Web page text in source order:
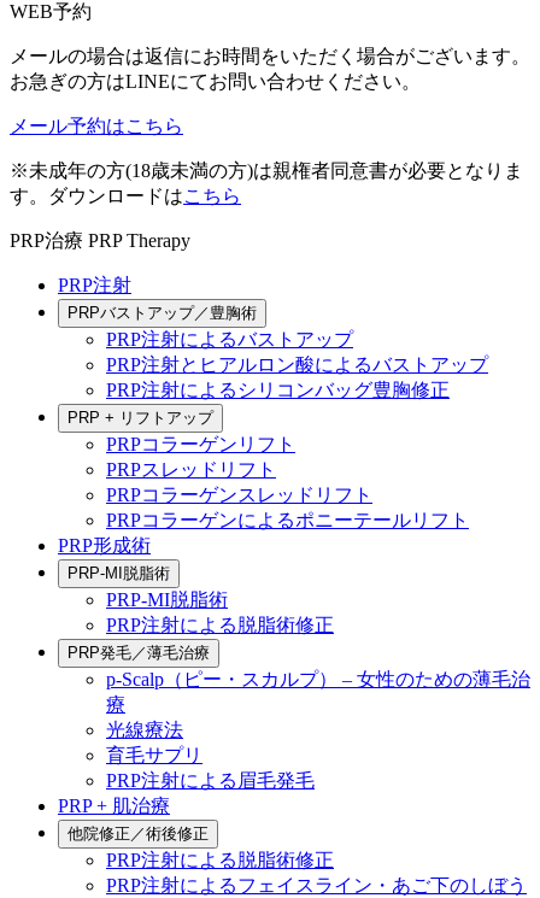
WEB予約
メールの場合は返信にお時間をいただく場合がございます。
お急ぎの方はLINEにてお問い合わせください。
メール予約はこちら
※未成年の方(18歳未満の方)は親権者同意書が必要となりま
す。ダウンロードはこちら
PRP治療 PRP Therapy
PRP注射
PRPバストアップ／豊胸術
PRP注射によるバストアップ
PRP注射とヒアルロン酸によるバストアップ
PRP注射によるシリコンバッグ豊胸修正
PRP + リフトアップ
PRPコラーゲンリフト
PRPスレッドリフト
PRPコラーゲンスレッドリフト
PRPコラーゲンによるポニーテールリフト
PRP形成術
PRP-MI脱脂術
PRP-MI脱脂術
PRP注射による脱脂術修正
PRP発毛／薄毛治療
p-Scalp（ピー・スカルプ） – 女性のための薄毛治
療
光線療法
育毛サプリ
PRP注射による眉毛発毛
PRP + 肌治療
他院修正／術後修正
PRP注射による脱脂術修正
PRP注射によるフェイスライン・あご下のしぼう